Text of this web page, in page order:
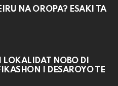
NA OROPA? ESAKI TA
LOKALIDAT NOBO DI
I DESAROYO TE